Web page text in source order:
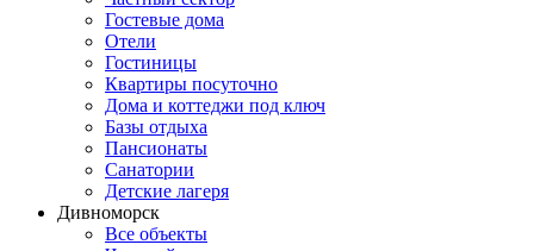
Гостевые дома
Отели
Гостиницы
Квартиры посуточно
Дома и коттеджи под ключ
Базы отдыха
Пансионаты
Санатории
Детские лагеря
Дивноморск
Все объекты